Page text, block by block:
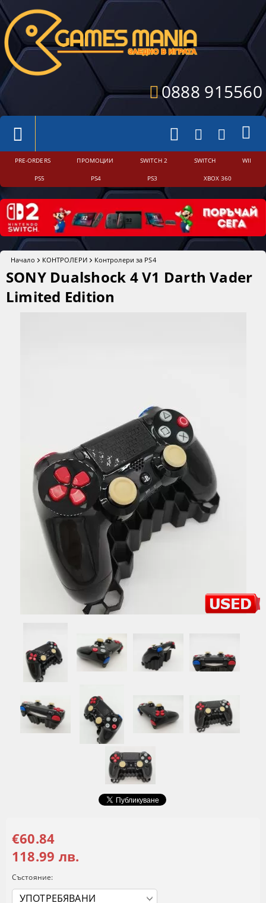
0888 915560
PRE-ORDERS ПРОМОЦИИ SWITCH 2 SWITCH WII
PS5 PS4 PS3 XBOX 360
Начало КОНТРОЛЕРИ Контролери за PS4
SONY Dualshock 4 V1 Darth Vader
Limited Edition
€60.84
118.99 лв.
Състояние: